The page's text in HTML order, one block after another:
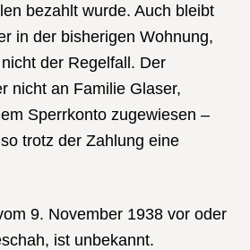
bezahlt wurde. Auch bleibt
in der bisherigen Wohnung,
der Regelfall. Der
nicht an Familie Glaser,
Sperrkonto zugewiesen –
trotz der Zahlung eine
9. November 1938 vor oder
ist unbekannt.